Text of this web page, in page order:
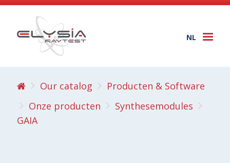
NL
Our catalog
Producten & Software
Onze producten
Synthesemodules
GAIA